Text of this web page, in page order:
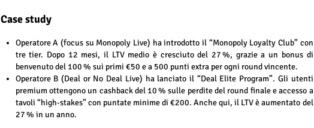
Case study
Operatore A (focus su Monopoly Live) ha introdotto il “Monopoly Loyalty Club” con
tre tier. Dopo 12 mesi, il LTV medio è cresciuto del 27 %, grazie a un bonus di
benvenuto del 100 % sui primi €50 e a 500 punti extra per ogni round vincente.
Operatore B (Deal or No Deal Live) ha lanciato il “Deal Elite Program”. Gli utenti
premium ottengono un cashback del 10 % sulle perdite del round finale e accesso a
tavoli “high‑stakes” con puntate minime di €200. Anche qui, il LTV è aumentato del
27 % in un anno.